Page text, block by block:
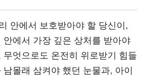
안에서 보호받아야 할 당신이,
안에서 가장 깊은 상처를 받아야
무엇으로도 온전히 위로받기 힘들
몰래 삼켜야 했던 눈물과, 아이